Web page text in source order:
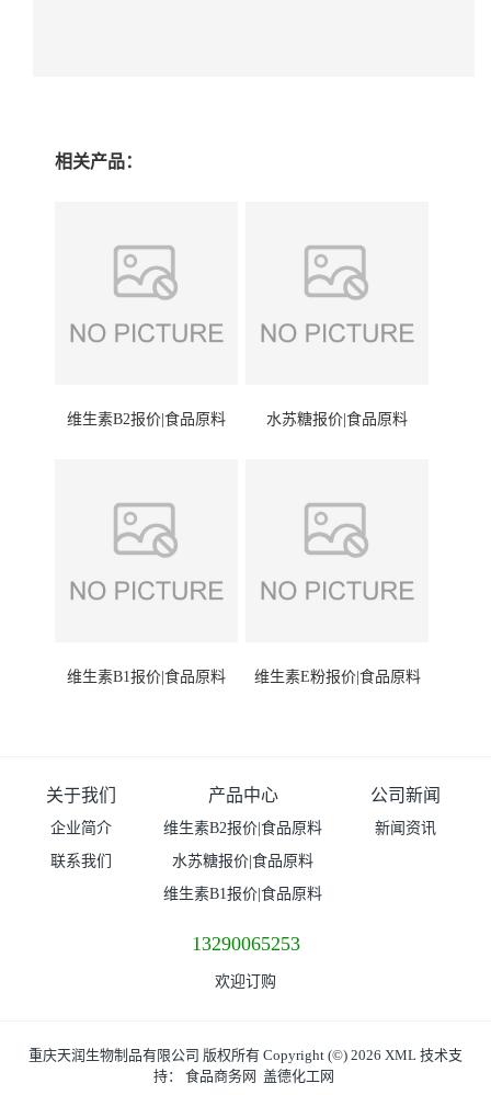
相关产品：
维生素B2报价|食品原料 水苏糖报价|食品原料
维生素B1报价|食品原料 维生素E粉报价|食品原料
关于我们
企业简介
联系我们
产品中心
维生素B2报价|食品原料
水苏糖报价|食品原料
维生素B1报价|食品原料
公司新闻
新闻资讯
13290065253
欢迎订购
重庆天润生物制品有限公司 版权所有 Copyright (©) 2026 XML 技术支
持： 食品商务网 盖德化工网